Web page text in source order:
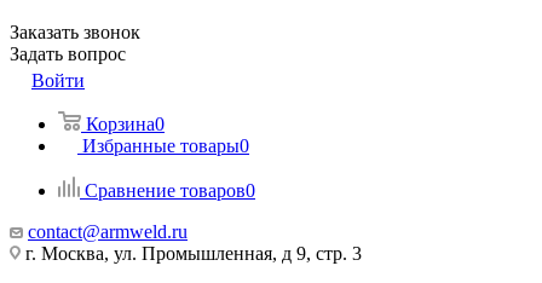
Заказать звонок
Задать вопрос
Войти
Корзина0
Избранные товары0
Сравнение товаров0
contact@armweld.ru
г. Москва, ул. Промышленная, д 9, стр. 3